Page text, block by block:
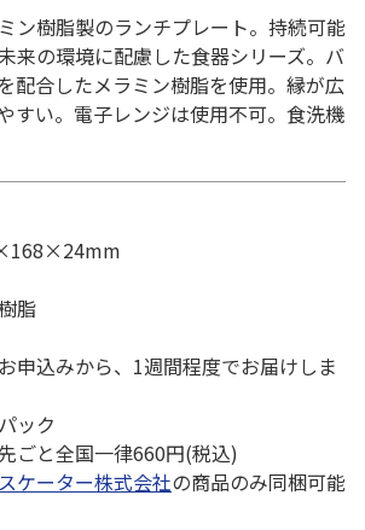
ン樹脂製のランチプレート。持続可能
来の環境に配慮した食器シリーズ。バ
配合したメラミン樹脂を使用。縁が広
すい。電子レンジは使用不可。食洗機
脂
申込みから、1週間程度でお届けしま
ック
ごと全国一律660円(税込)
スケーター株式会社の商品のみ同梱可能